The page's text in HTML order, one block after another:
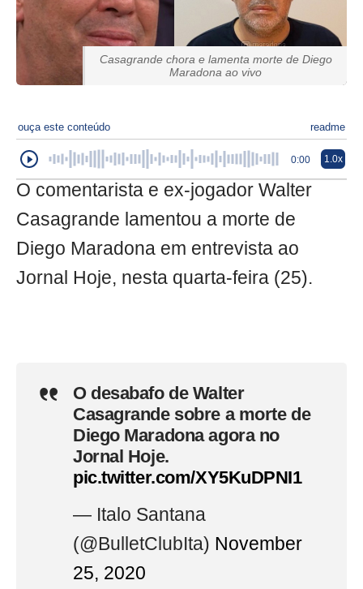
Casagrande chora e lamenta morte de Diego
Maradona ao vivo
ouça este conteúdo readme
0:00 1.0x
O comentarista e ex-jogador Walter
Casagrande lamentou a morte de
Diego Maradona em entrevista ao
Jornal Hoje, nesta quarta-feira (25).
O desabafo de Walter
Casagrande sobre a morte de
Diego Maradona agora no
Jornal Hoje.
pic.twitter.com/XY5KuDPNI1
— Italo Santana
(@BulletClubIta) November
25, 2020